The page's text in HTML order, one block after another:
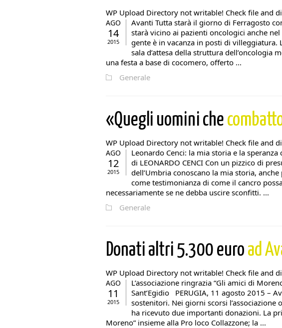
WP Upload Directory not writable! Check file and
AGO
14
2015
Avanti Tutta starà il giorno di Ferragosto
starà vicino ai pazienti oncologici anche
gente è in vacanza in posti di villeggiatura.
sala d’attesa della struttura dell’oncologia
una festa a base di cocomero, offerto ...
Generale
«Quegli uomini che
WP Upload Directory not writable! Check file and
AGO
12
2015
Leonardo Cenci: la mia storia e la
di LEONARDO CENCI Con un pizzico di
dell’Umbria conoscano la mia storia,
come testimonianza di come il cancro
necessariamente se ne debba uscire sconfitti. ...
Generale
Donati altri 5.300 euro ad
WP Upload Directory not writable! Check file and
AGO
11
2015
L’associazione ringrazia “Gli amici di
Sant’Egidio PERUGIA, 11 agosto 2015 –
sostenitori. Nei giorni scorsi l’associazione
ha ricevuto due importanti donazioni. La
Moreno” insieme alla Pro loco Collazzone; la ...